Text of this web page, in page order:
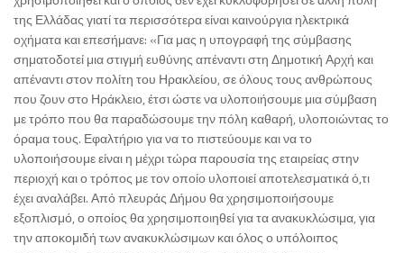
της Ελλάδας γιατί τα περισσότερα είναι καινούργια ηλεκτρικά
οχήματα και επεσήμανε: «Για μας η υπογραφή της σύμβασης
σηματοδοτεί μια στιγμή ευθύνης απέναντι στη Δημοτική Αρχή και
απέναντι στον πολίτη του Ηρακλείου, σε όλους τους ανθρώπους
που ζουν στο Ηράκλειο, έτσι ώστε να υλοποιήσουμε μια σύμβαση
με τρόπο που θα παραδώσουμε την πόλη καθαρή, υλοποιώντας το
όραμα τους. Εφαλτήριο για να το πιστεύουμε και να το
υλοποιήσουμε είναι η μέχρι τώρα παρουσία της εταιρείας στην
περιοχή και ο τρόπος με τον οποίο υλοποιεί αποτελεσματικά ό,τι
έχει αναλάβει. Από πλευράς Δήμου θα χρησιμοποιήσουμε
εξοπλισμό, ο οποίος θα χρησιμοποιηθεί για τα ανακυκλώσιμα, για
την αποκομιδή των ανακυκλώσιμων και όλος ο υπόλοιπος